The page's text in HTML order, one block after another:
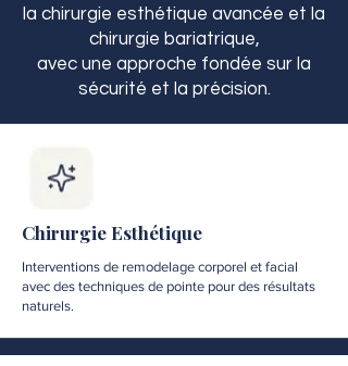
la chirurgie esthétique avancée et la
chirurgie bariatrique,
avec une approche fondée sur la
sécurité et la précision.
Chirurgie Esthétique
Interventions de remodelage corporel et facial
avec des techniques de pointe pour des résultats
naturels.